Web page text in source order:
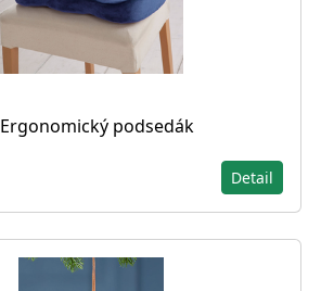
Ergonomický podsedák
Detail